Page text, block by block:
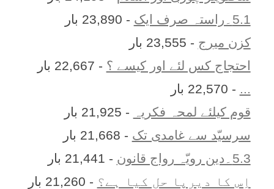
5.1۔راستہ صرف ایک
- 23,890 بار
کزن ميرج - 23,555 بار
احتجاج کس لئے اور کیسے ؟ - 22,667 بار
... - 22,570 بار
قوم کیلئے لمحہ فکریہ
- 21,925 بار
سرسیّد سے غامدی تک - 21,668 بار
5.3۔دین رویّہ رواج قانون
- 21,441 بار
اِس کا ديرپا حل کيا ہے؟ - 21,260 بار